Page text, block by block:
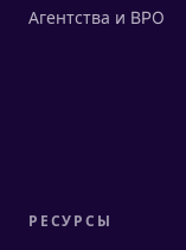
Агентства и BPO
РЕСУРСЫ